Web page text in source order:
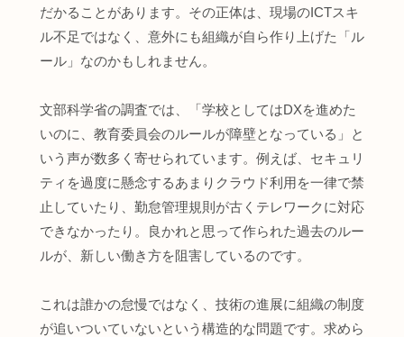
だかることがあります。その正体は、現場のICTスキ
ル不足ではなく、意外にも組織が自ら作り上げた「ル
ール」なのかもしれません。
文部科学省の調査では、「学校としてはDXを進めた
いのに、教育委員会のルールが障壁となっている」と
いう声が数多く寄せられています。例えば、セキュリ
ティを過度に懸念するあまりクラウド利用を一律で禁
止していたり、勤怠管理規則が古くテレワークに対応
できなかったり。良かれと思って作られた過去のルー
ルが、新しい働き方を阻害しているのです。
これは誰かの怠慢ではなく、技術の進展に組織の制度
が追いついていないという構造的な問題です。求めら